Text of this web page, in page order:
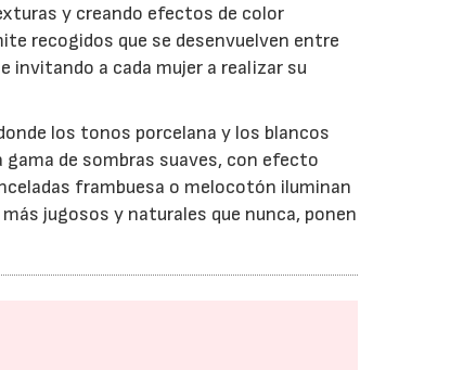
y creando efectos de color
recogidos que se desenvuelven entre
a cada mujer a realizar su
los tonos porcelana y los blancos
de sombras suaves, con efecto
frambuesa o melocotón iluminan
jugosos y naturales que nunca, ponen